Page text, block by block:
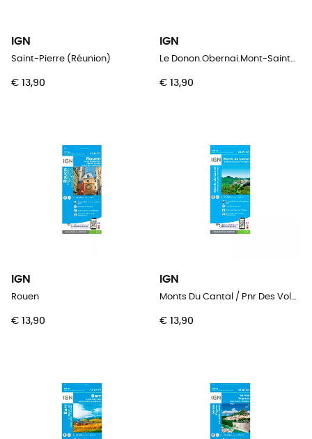
IGN
Saint-Pierre (Réunion)
€ 13,90
IGN
€ 13,90
IGN
Rouen
€ 13,90
IGN
€ 13,90